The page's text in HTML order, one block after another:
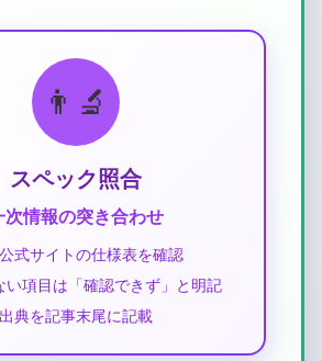
👨‍🔬
スペック照合
次情報の突き合わせ
式サイトの仕様表を確認
い項目は「確認できず」と明記
出典を記事末尾に記載